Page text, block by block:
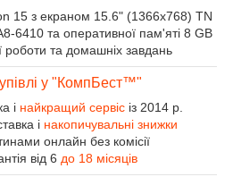
15 з екраном 15.6" (1366x768) TN
6410 та оперативної пам'яті 8 GB
роботи та домашніх завдань
у "КомпБест™"
і найкращий сервіс із 2014 р.
і накопичувальні знижки
онлайн без комісії
від 6 до 18 місяців